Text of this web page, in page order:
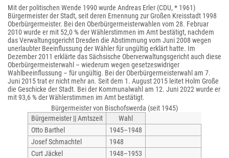
Mit der politischen Wende 1990 wurde Andreas Erler (CDU, * 1961)
Bürgermeister der Stadt, seit deren Ernennung zur Großen Kreisstadt 1998
Oberbürgermeister. Bei den Oberbürgermeisterwahlen vom 28. Februar
2010 wurde er mit 52,0 % der Wählerstimmen im Amt bestätigt, nachdem
das Verwaltungsgericht Dresden die Abstimmung vom Juni 2008 wegen
unerlaubter Beeinflussung der Wähler für ungültig erklärt hatte. Im
Dezember 2011 erklärte das Sächsische Oberverwaltungsgericht auch diese
Oberbürgermeisterwahl – wiederum wegen gesetzeswidriger
Wahlbeeinflussung – für ungültig. Bei der Oberbürgermeisterwahl am 7.
Juni 2015 trat er nicht mehr an. Seit dem 1. August 2015 leitet Holm Große
die Geschicke der Stadt. Bei der Kommunalwahl am 12. Juni 2022 wurde er
mit 93,6 % der Wählerstimmen im Amt bestätigt.
Bürgermeister von Bischofswerda (seit 1945)
Bürgermeister || Amtszeit
Wahl
Otto Barthel
1945–1948
Josef Schmachtel
1948
Curt Jäckel
1948–1953